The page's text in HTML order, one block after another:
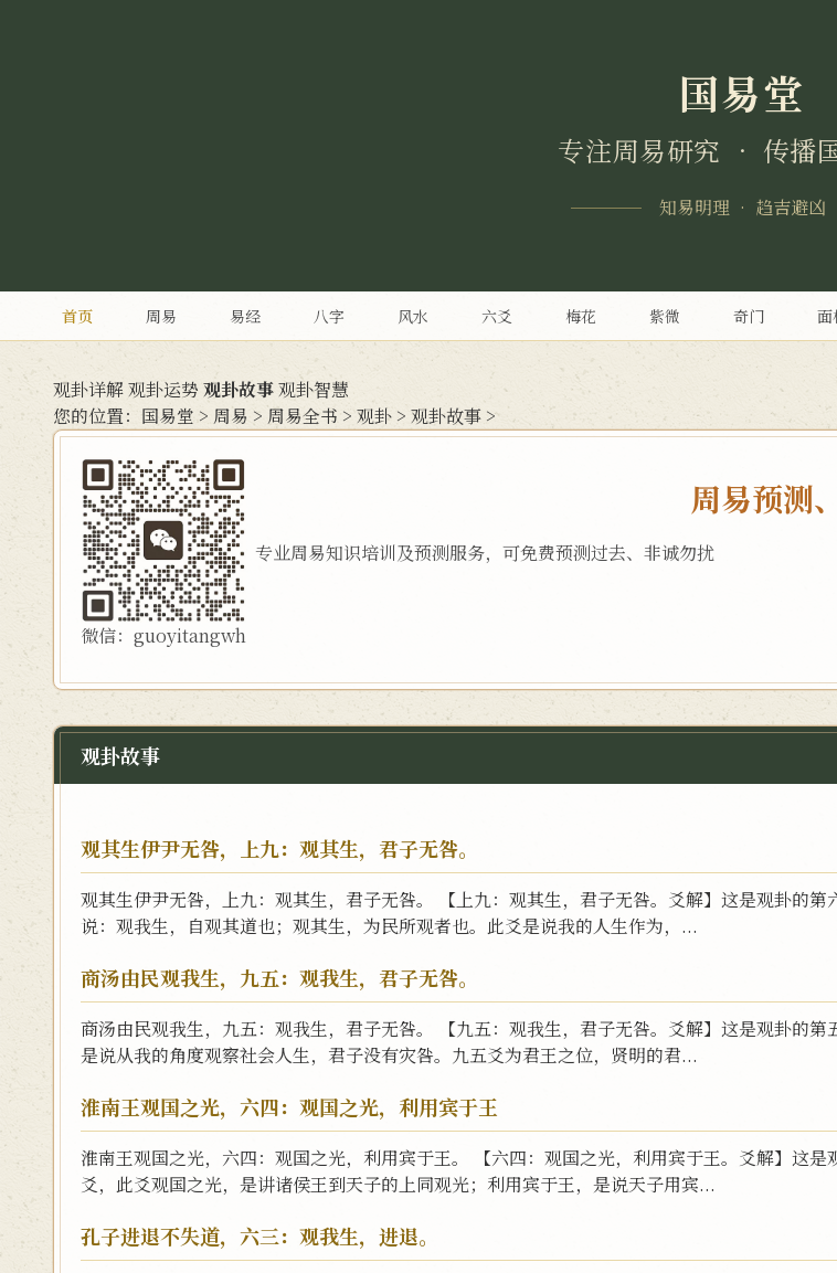
国易堂
专注周易研究 • 传播
知易明理 • 趋吉避凶
首页 周易 易经 八字 风水 六爻 梅花 紫微 奇门 面
观卦详解观卦运势 观卦故事观卦智慧
您的位置： 国易堂 > 周易 > 周易全书 > 观卦 > 观卦故事 >
微信：guoyitangwh
周易预测
专业周易知识培训及预测服务，可免费预测过去、非诚勿扰
观卦故事
观其生伊尹无咎，上九：观其生，君子无咎。
观其生伊尹无咎，上九：观其生，君子无咎。 【上九：观其生，君子无咎。爻解】这是观卦的第
说：观我生，自观其道也；观其生，为民所观者也。此爻是说我的人生作为，...
商汤由民观我生，九五：观我生，君子无咎。
商汤由民观我生，九五：观我生，君子无咎。 【九五：观我生，君子无咎。爻解】这是观卦的第
是说从我的角度观察社会人生，君子没有灾咎。九五爻为君王之位，贤明的君...
淮南王观国之光，六四：观国之光，利用宾于王
淮南王观国之光，六四：观国之光，利用宾于王。 【六四：观国之光，利用宾于王。爻解】这是
爻，此爻观国之光，是讲诸侯王到天子的上同观光；利用宾于王，是说天子用宾...
孔子进退不失道，六三：观我生，进退。